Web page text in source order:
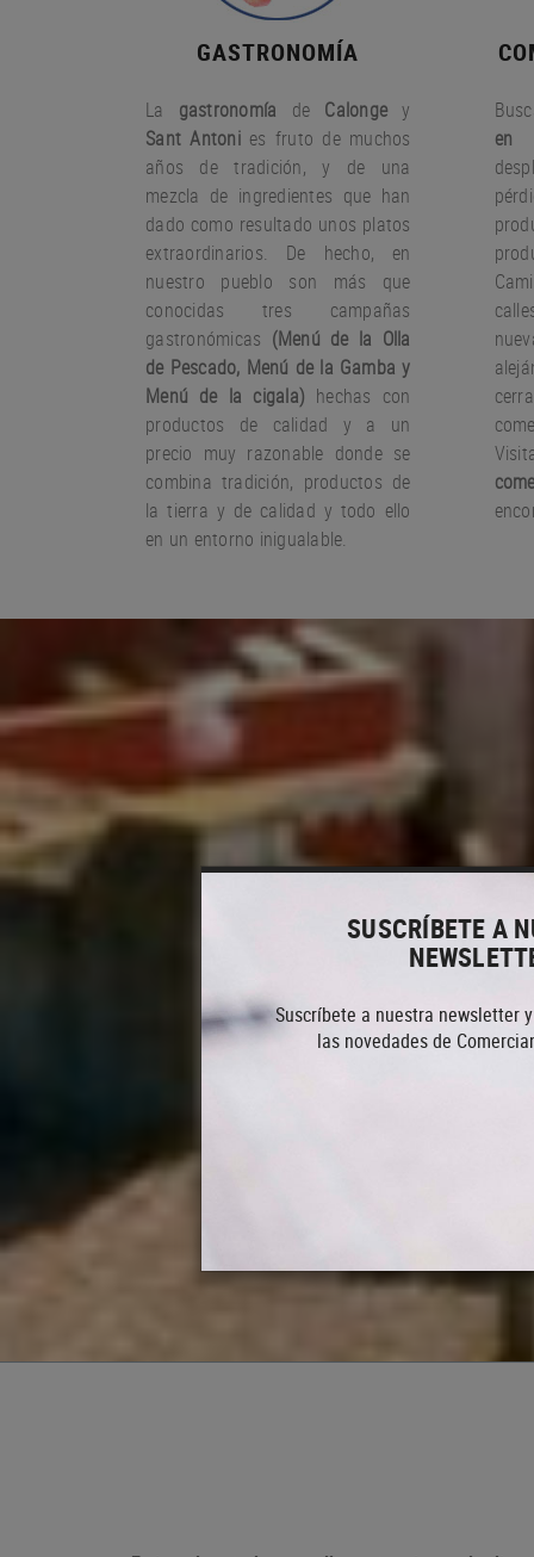
GASTRONOMÍA
La gastronomía de Calonge y
Sant Antoni es fruto de muchos
años
de tradición, y
de una
mezcla de ingredientes que han
dado como resultado unos platos
extraordinarios.
De hecho,
en
nuestro
pueblo
son más que
conocidas
tres
campañas
gastronómicas (Menú de la Olla
de Pescado, Menú de la Gamba y
Menú de la cigala) hechas con
productos
de calidad y a un
precio muy razonable donde se
combina tradición, productos de
la tierra y de calidad y todo ello
en un entorno inigualable.
en
SUSCRÍBETE A
Suscríbete a nuestra newsletter
las novedades de